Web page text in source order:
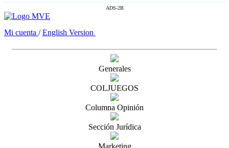
ADS-2B
Mi cuenta /English Version
Generales
COLJUEGOS
Columna Opinión
Sección Jurídica
Marketing